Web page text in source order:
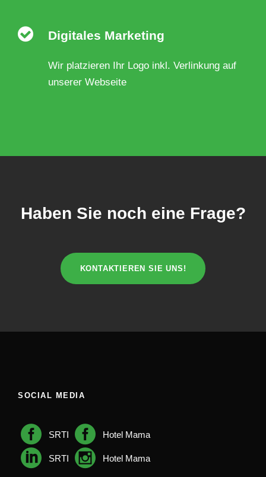
Digitales Marketing
Wir platzieren Ihr Logo inkl. Verlinkung auf
unserer Webseite
Haben Sie noch eine Frage?
KONTAKTIEREN SIE UNS!
SOCIAL MEDIA
SRTI
SRTI
Hotel Mama
Hotel Mama